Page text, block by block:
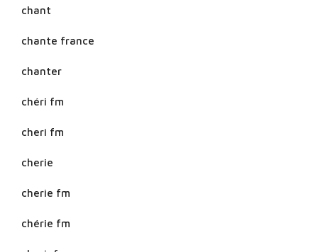
chant
chante france
chanter
chéri fm
cheri fm
cherie
cherie fm
chérie fm